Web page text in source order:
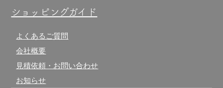
ショッピングガイド
よくあるご質問
会社概要
見積依頼・お問い合わせ
お知らせ